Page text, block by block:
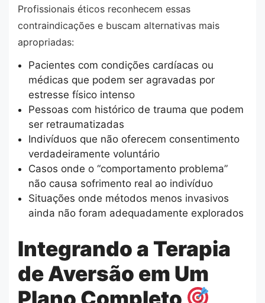
Profissionais éticos reconhecem essas
contraindicações e buscam alternativas mais
apropriadas:
Pacientes com condições cardíacas ou
médicas que podem ser agravadas por
estresse físico intenso
Pessoas com histórico de trauma que podem
ser retraumatizadas
Indivíduos que não oferecem consentimento
verdadeiramente voluntário
Casos onde o “comportamento problema”
não causa sofrimento real ao indivíduo
Situações onde métodos menos invasivos
ainda não foram adequadamente explorados
Integrando a Terapia
de Aversão em Um